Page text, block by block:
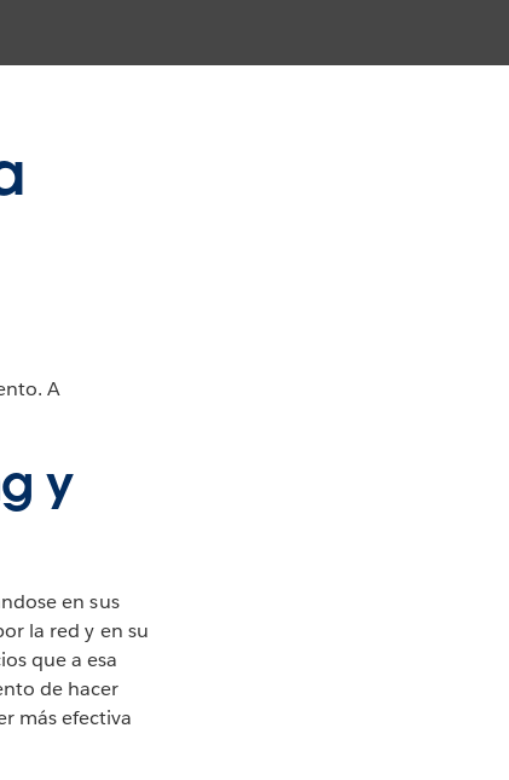
A
y
en sus
la red y en su
que a esa
de hacer
más efectiva